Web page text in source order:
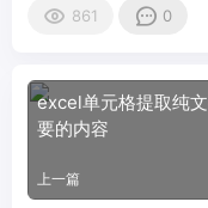
861 0
excel单元格提取纯
要的内容
上一篇